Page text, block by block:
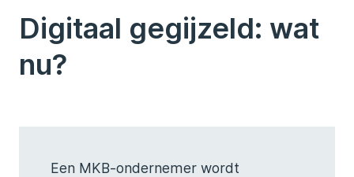
Digitaal gegijzeld: wat
nu?
Een MKB-ondernemer wordt